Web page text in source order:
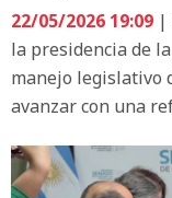
22/05/2026 19:09 |
la presidencia de
manejo legislativo
avanzar con una